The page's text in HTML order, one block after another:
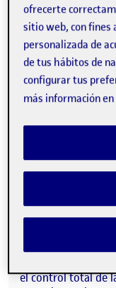
Hola, me llamo
el Grado de
asimilar toda la
mi alcance, y
procedimientos y
muy divertido el
En el dibujo de
mis rasgos físicos
llevo el pelo
bigote que llevo
mirándome al
izquierda y otros
buena.
En los dibujos que
el control total de
ofrecerte
sitio web, con
personalizada de
de tus hábitos de
configurar tus
más información